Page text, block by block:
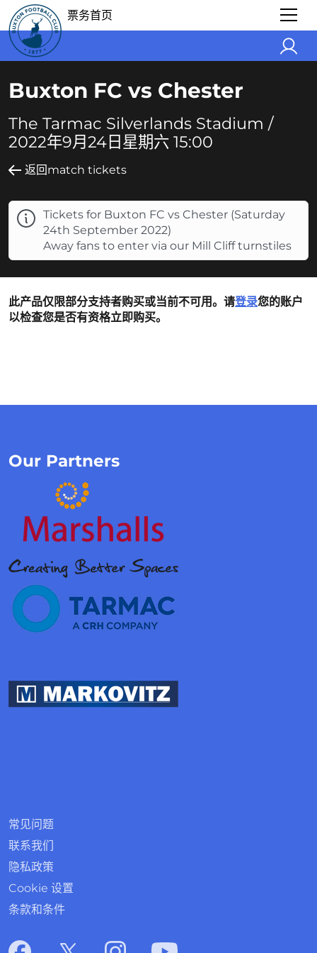
票务首页
Buxton FC vs Chester
The Tarmac Silverlands Stadium /
2022年9月24日星期六 15:00
返回match tickets
Tickets for Buxton FC vs Chester (Saturday
24th September 2022)
Away fans to enter via our Mill Cliff turnstiles
此产品仅限部分支持者购买或当前不可用。请登录您的账户
以检查您是否有资格立即购买。
常见问题
联系我们
隐私政策
Cookie 设置
条款和条件
Our Partners